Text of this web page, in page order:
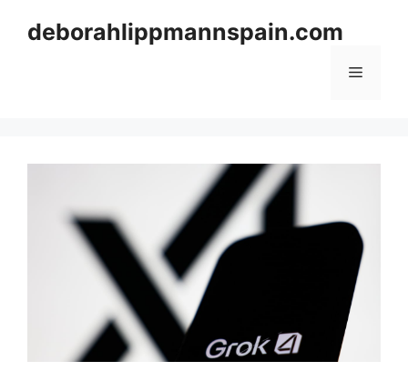
deborahlippmannspain.com
Menu